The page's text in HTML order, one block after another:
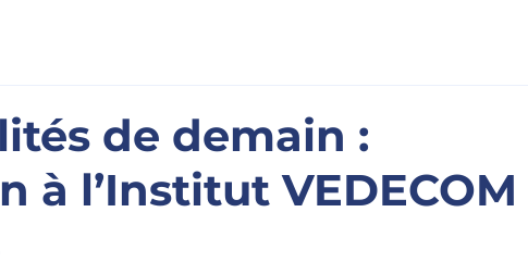
de demain :
à l’Institut VEDECOM